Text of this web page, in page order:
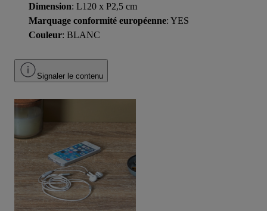
Dimension: L120 x P2,5 cm
Marquage conformité européenne: YES
Couleur: BLANC
Signaler le contenu